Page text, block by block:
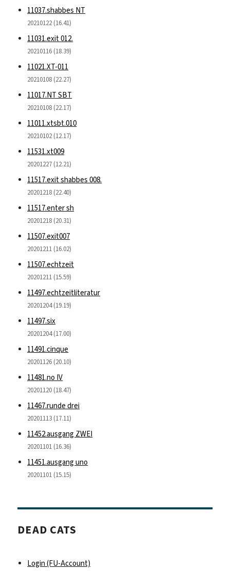
11037.shabbes NT
20210122 (16.41)
11031.exit 012.
20210116 (18.39)
11021.XT-011
20210108 (22.27)
11017.NT SBT
20210108 (22.17)
11011.xtsbt.010
20210102 (12.17)
11531.xt009
20201227 (12.21)
11517.exit shabbes 008.
20201218 (22.40)
11517.enter sh
20201218 (20.31)
11507.exit007
20201211 (16.02)
11507.echtzeit
20201211 (15.59)
11497.echtzeitliteratur
20201204 (19.19)
11497.six
20201204 (17.00)
11491.cinque
20201126 (20.10)
11481.no IV
20201120 (18.47)
11467.runde drei
20201113 (17.11)
11452.ausgang ZWEI
20201101 (16.36)
11451.ausgang uno
20201101 (15.15)
DEAD CATS
Login (FU-Account)